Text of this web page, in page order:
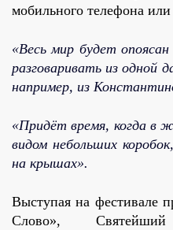
мобильного телефона или
«Весь мир будет
разговаривать из одной
например, из
«Придёт время, когда в
видом небольших
на крышах».
Выступая на фестивале
Слово»,